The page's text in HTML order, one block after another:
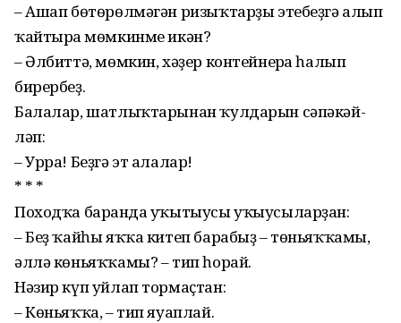
– Ашап бөтөрөлмәгән ризыҡтарҙы эте­беҙгә алып
ҡайтырға мөмкинме икән?
– Әлбиттә, мөмкин, хәҙер контейнерға һалып
бирербеҙ.
Балалар, шатлыҡтарынан ҡулдарын сә­пә­кәй­
ләп:
– Урра! Беҙгә эт алалар!
* * *
Походҡа барғанда уҡытыусы уҡыусыларҙан:
– Беҙ ҡайһы яҡҡа китеп барабыҙ – төньяҡ­ҡамы,
әллә көньяҡҡамы? – тип һорай.
Нәзир күп уйлап тормаҫтан:
– Көньяҡҡа, – тип яуаплай.